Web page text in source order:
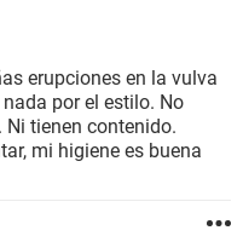
erupciones en la vulva
por el estilo. No
tienen contenido.
mi higiene es buena